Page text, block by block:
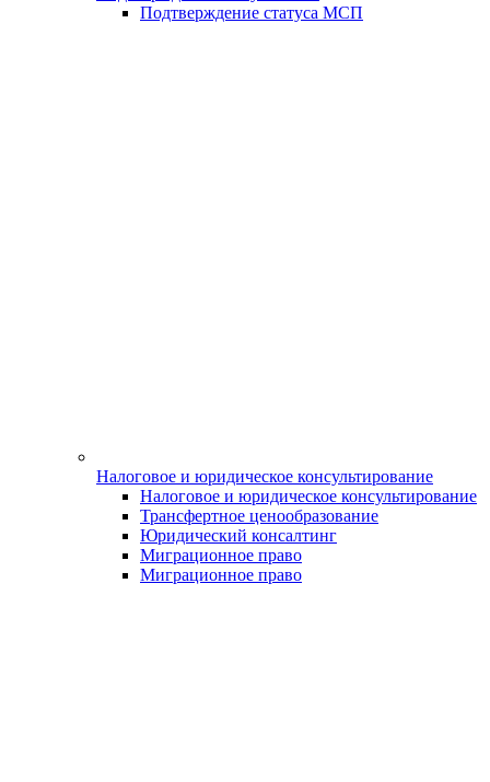
Подтверждение статуса МСП
Налоговое и юридическое консультирование
Налоговое и юридическое консультирование
Трансфертное ценообразование
Юридический консалтинг
Миграционное право
Миграционное право